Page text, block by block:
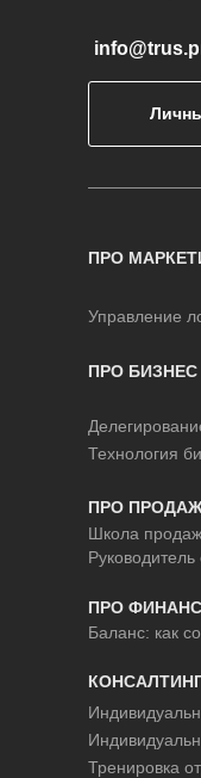
Управление
Тренировка
ПРО
ПРО
ПРО
ПРО БИЗНЕС
Технология
Школа продаж
Баланс: как